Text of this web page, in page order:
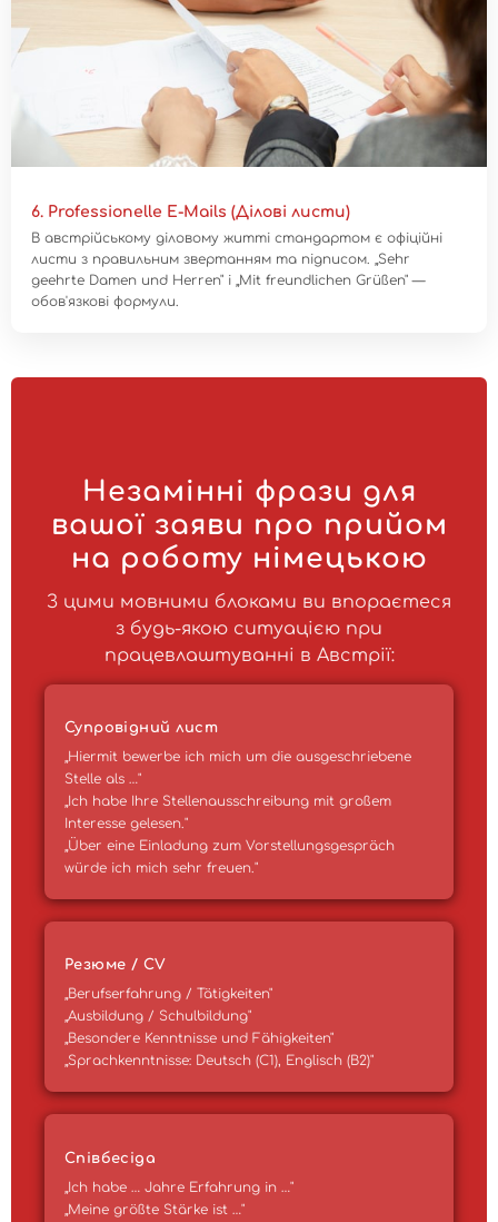
6. Professionelle E-Mails (Ділові листи)
В австрійському діловому житті стандартом є офіційні
листи з правильним звертанням та підписом. „Sehr
geehrte Damen und Herren" і „Mit freundlichen Grüßen" —
обов'язкові формули.
Незамінні фрази для
вашої заяви про прийом
на роботу німецькою
З цими мовними блоками ви впораєтеся
з будь-якою ситуацією при
працевлаштуванні в Австрії:
Супровідний лист
„Hiermit bewerbe ich mich um die ausgeschriebene
Stelle als …"
„Ich habe Ihre Stellenausschreibung mit großem
Interesse gelesen."
„Über eine Einladung zum Vorstellungsgespräch
würde ich mich sehr freuen."
Резюме / CV
„Berufserfahrung / Tätigkeiten"
„Ausbildung / Schulbildung"
„Besondere Kenntnisse und Fähigkeiten"
„Sprachkenntnisse: Deutsch (C1), Englisch (B2)"
Співбесіда
„Ich habe … Jahre Erfahrung in …"
„Meine größte Stärke ist …"